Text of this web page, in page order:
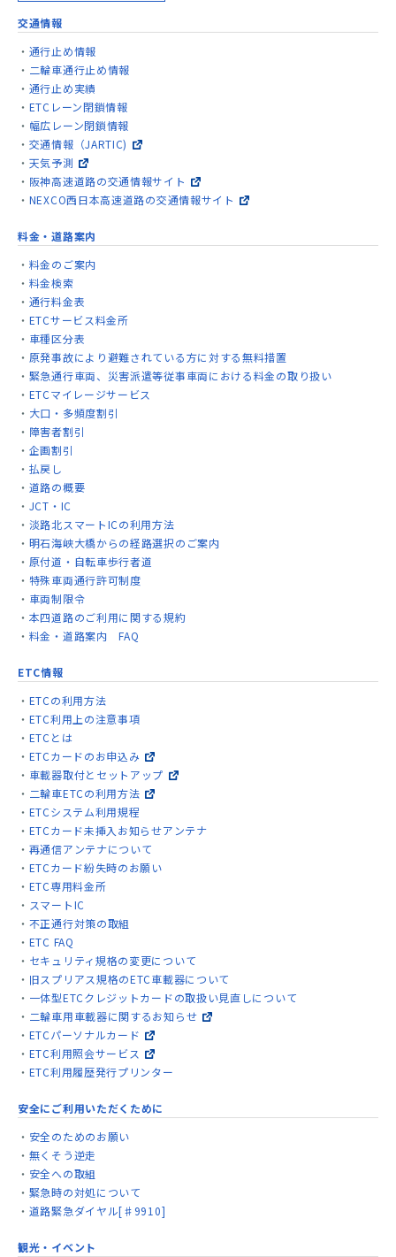
交通情報
通行止め情報
二輪車通行止め情報
通行止め実績
ETCレーン閉鎖情報
幅広レーン閉鎖情報
交通情報（JARTIC)
天気予測
阪神高速道路の交通情報サイト
NEXCO西日本高速道路の交通情報サイト
料金・道路案内
料金のご案内
料金検索
通行料金表
ETCサービス料金所
車種区分表
原発事故により避難されている方に対する無料措置
緊急通行車両、災害派遣等従事車両における料金の取り扱い
ETCマイレージサービス
大口・多頻度割引
障害者割引
企画割引
払戻し
道路の概要
JCT・IC
淡路北スマートICの利用方法
明石海峡大橋からの経路選択のご案内
原付道・自転車歩行者道
特殊車両通行許可制度
車両制限令
本四道路のご利用に関する規約
料金・道路案内 FAQ
ETC情報
ETCの利用方法
ETC利用上の注意事項
ETCとは
ETCカードのお申込み
車載器取付とセットアップ
二輪車ETCの利用方法
ETCシステム利用規程
ETCカード未挿入お知らせアンテナ
再通信アンテナについて
ETCカード紛失時のお願い
ETC専用料金所
スマートIC
不正通行対策の取組
ETC FAQ
セキュリティ規格の変更について
旧スプリアス規格のETC車載器について
一体型ETCクレジットカードの取扱い見直しについて
二輪車用車載器に関するお知らせ
ETCパーソナルカード
ETC利用照会サービス
ETC利用履歴発行プリンター
安全にご利用いただくために
安全のためのお願い
無くそう逆走
安全への取組
緊急時の対処について
道路緊急ダイヤル[♯9910]
観光・イベント